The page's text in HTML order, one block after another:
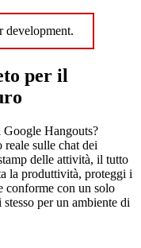
development.
per il
Hangouts?
sulle chat dei
delle attività, il tutto
la produttività, proteggi i
conforme con un solo
per un ambiente di